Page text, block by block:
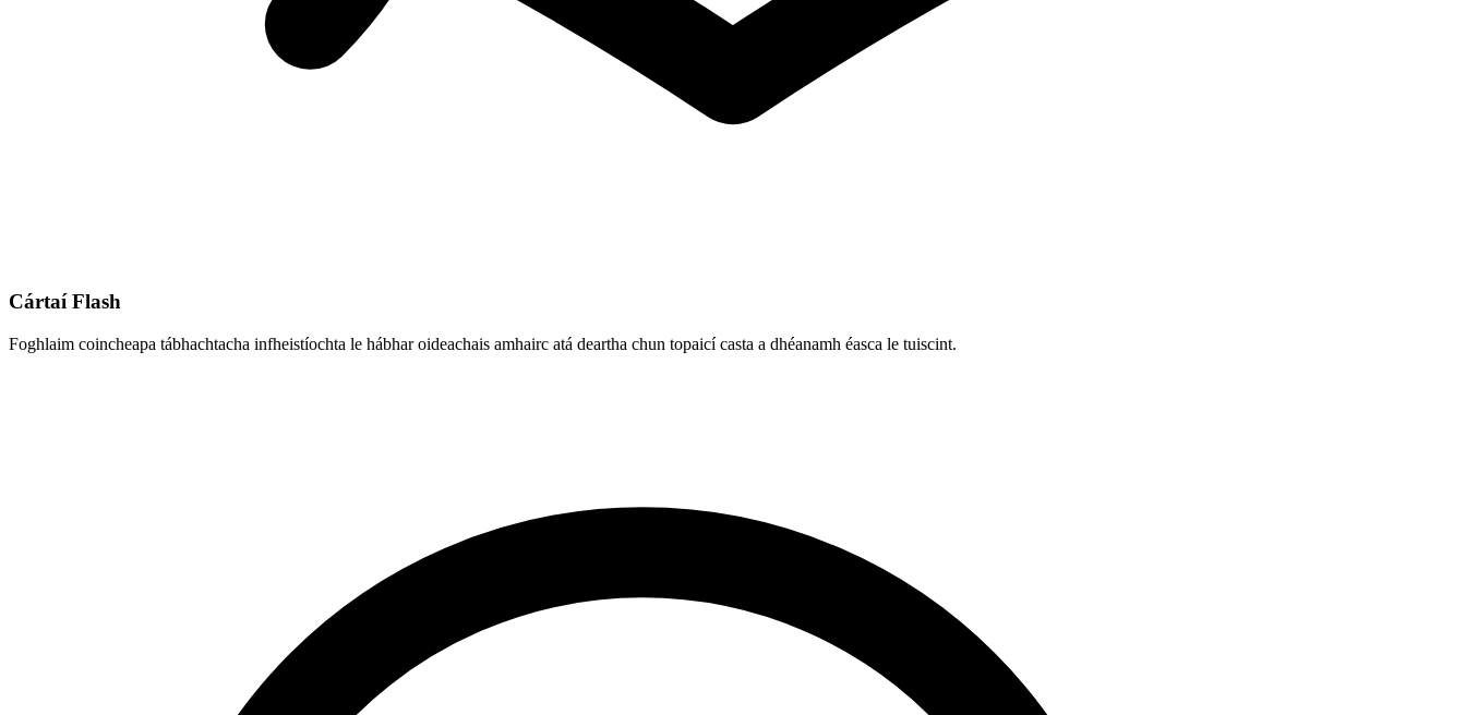
Cártaí Flash
Foghlaim coincheapa tábhachtacha infheistíochta le hábhar oideachais amhairc atá deartha chun topaicí casta a dhéanamh éasca le tuiscint.